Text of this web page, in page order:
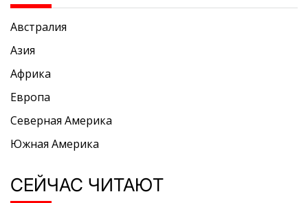
Австралия
Азия
Африка
Европа
Северная Америка
Южная Америка
СЕЙЧАС ЧИТАЮТ